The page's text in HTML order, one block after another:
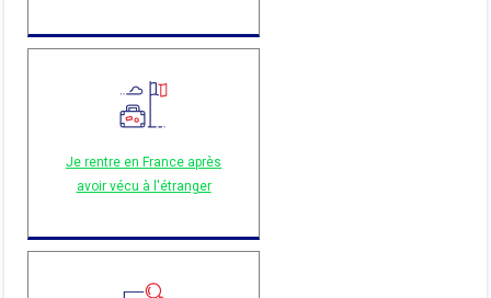
Je rentre en France après
avoir vécu à l'étranger